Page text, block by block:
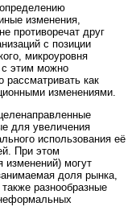
изменения,
противоречат друг
с позиции
микроуровня
с этим можно
рассматривать как
изменениями.
для увеличения
использования её
При этом
изменений) могут
доля рынка,
разнообразные